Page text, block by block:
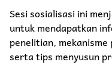
Sesi sosialisasi ini
untuk mendapatkan
penelitian,
serta tips menyusun